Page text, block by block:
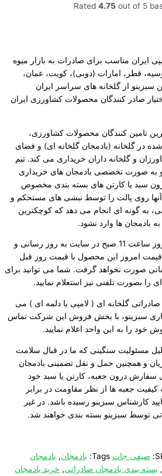
Rated 4.75 out of 5
ایران مناسب برای صادرات به بازار میوه
قطر، امارات (دوبی)، کویت، عمان،
از گلخانه های سراسر ایران
صادر کنندگان محصولات کشاورزی ایران
تامین کنندگان محصولات کشاورزی،
در گلخانه (بادمجان گلخانه ای) و فضای
و گلخانه داران خریداری می کند. تیم
به صورت تخصصی بادمجان های خریداری
سبد یا کارتن های بسته بندی مخصوص
آنها روی پالت را توسط نبشی های مستحکم و
به گونه ای انجام می دهد که کوچکترین
بادمجان ها وارد نشود.
قیمت بادمجان صادراتی هر روز ساعت 11 صبح در سایت به روز رسانی و
امروز این محصول با قیمت روز قبل
صورت نخواهد گرفت. شما می توانید برای
را بصورت تلفنی نیز استعلام نمایید.
گلخانه ای ( لامپی یا دلمه ای ) می
سبزینو، با بخش فروش این شرکت تماس
خود را به این واحد اعلام نمایید.
مسئولیت سنگینی که ما در قبال سلامت
و همچنین حمل و نقل تضمینی بادمجان
سفارش درون جعبه، کارتن یا سبد خود
جعبه ها از نظر مقاومت در برابر
کارشناس سبزینو رسیده باشد. در غیر
توسط سبزینو بسته بندی خواهند شد.
صیفی جات Tags: بادمجان, بادمجان
, بسته بندی بادمجان صادراتی, خرید بادمجان